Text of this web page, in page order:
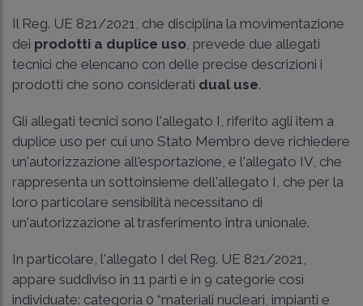
Il Reg. UE 821/2021 , che disciplina la movimentazione
dei prodotti a duplice uso , prevede due allegati
tecnici che elencano con delle precise descrizioni i
prodotti che sono considerati dual use.
Gli allegati tecnici sono l'allegato I, riferito agli item a
duplice uso per cui uno Stato Membro deve richiedere
un'autorizzazione all'esportazione, e l'allegato IV, che
rappresenta un sottoinsieme dell'allegato I, che per la
loro particolare sensibilità necessitano di
un'autorizzazione al trasferimento intra unionale.
In particolare, l'allegato I del Reg. UE 821/2021
appare suddiviso in 11 parti e in 9 categorie così
individuate: categoria 0 “materiali nucleari, impianti e